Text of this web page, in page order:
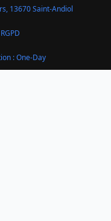
13670 Saint-Andiol
RGPD
: One-Day